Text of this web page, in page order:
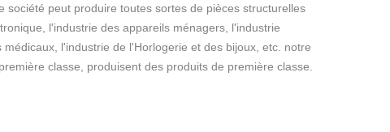
peut produire toutes sortes de pièces structurelles
l'industrie des appareils ménagers, l'industrie
l'industrie de l'Horlogerie et des bijoux, etc. notre
classe, produisent des produits de première classe.